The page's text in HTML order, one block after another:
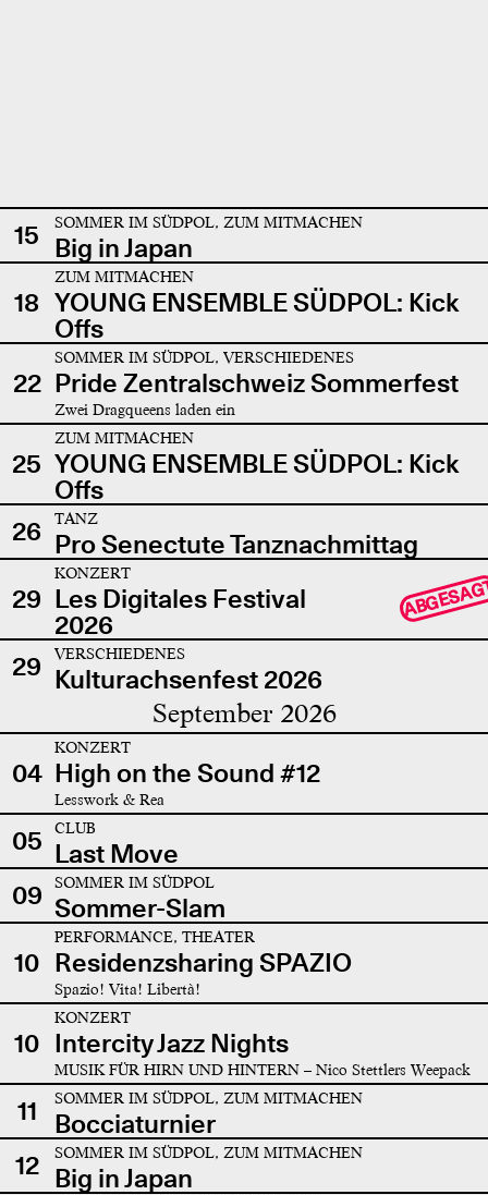
15 SOMMER IM SÜDPOL, ZUM MITMACHEN
Big in Japan
18
ZUM MITMACHEN
YOUNG ENSEMBLE SÜDPOL: Kick
Offs
22
SOMMER IM SÜDPOL, VERSCHIEDENES
Pride Zentralschweiz Sommerfest
Zwei Dragqueens laden ein
25
ZUM MITMACHEN
YOUNG ENSEMBLE SÜDPOL: Kick
Offs
26
TANZ
Pro Senectute Tanznachmittag
29
KONZERT
Les Digitales Festival
2026
29 VERSCHIEDENES
Kulturachsenfest 2026
September 2026
04
KONZERT
High on the Sound #12
Lesswork & Rea
05 CLUB
Last Move
09
SOMMER IM SÜDPOL
Sommer-Slam
10
PERFORMANCE, THEATER
Residenzsharing SPAZIO
Spazio! Vita! Libertà!
10
KONZERT
Intercity Jazz Nights
MUSIK FÜR HIRN UND HINTERN – Nico Stettlers Weepack
11 SOMMER IM SÜDPOL, ZUM MITMACHEN
Bocciaturnier
12
SOMMER IM SÜDPOL, ZUM MITMACHEN
Big in Japan